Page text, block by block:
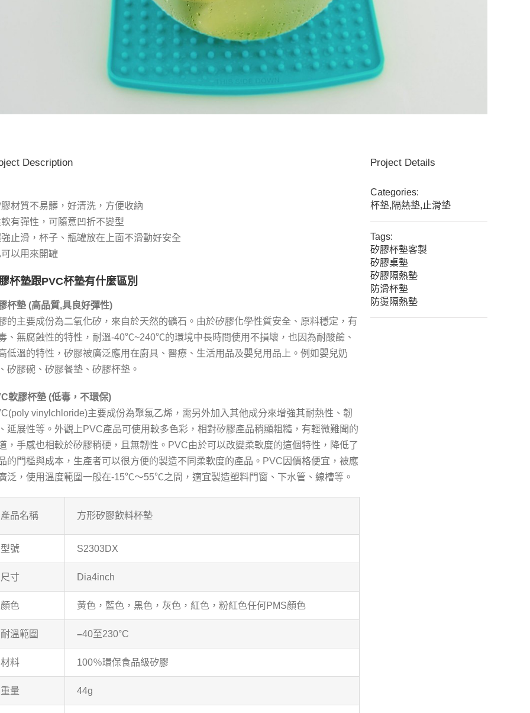
Description
材質不易髒，好清洗，方便收納
有彈性，可隨意凹折不變型
止滑，杯子、瓶罐放在上面不滑動好安全
以用來開罐
杯墊跟PVC杯墊有什麼區別
杯墊 (高品質,具良好彈性)
的主要成份為二氧化矽，來自於天然的礦石。由於矽膠化學性質安全、原料穩定，有
、無腐蝕性的特性，耐溫-40℃~240℃的環境中長時間使用不損壞，也因為耐酸鹼、
低溫的特性，矽膠被廣泛應用在廚具、醫療、生活用品及嬰兒用品上。例如嬰兒奶
矽膠碗、矽膠餐墊、矽膠杯墊。
軟膠杯墊 (低毒，不環保)
vinylchloride)主要成份為聚氯乙烯，需另外加入其他成分來增強其耐熱性、韌
延展性等。外觀上PVC產品可使用較多色彩，相對矽膠產品稍顯粗糙，有輕微難聞的
，手感也相較於矽膠稍硬，且無韌性。PVC由於可以改變柔軟度的這個特性，降低了
的門檻與成本，生產者可以很方便的製造不同柔軟度的產品。PVC因價格便宜，被應
泛，使用溫度範圍一般在-15℃～55℃之間，適宜製造塑料門窗、下水管、線槽等。
產品名稱 方形矽膠飲料杯墊
型號 S2303DX
尺寸 Dia4inch
顏色 黃色，藍色，黑色，灰色，紅色，粉紅色任何PMS顏色
耐溫範圍 –40至230°C
材料 100％環保食品級矽膠
重量 44g
Project Details
Categories:
杯墊,隔熱墊,止滑墊
Tags:
矽膠杯墊客製
矽膠桌墊
矽膠隔熱墊
防滑杯墊
防燙隔熱墊